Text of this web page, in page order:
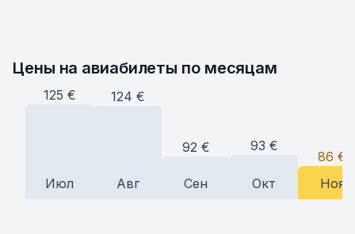
Цены на авиабилеты по месяцам
125 €
Июл
124 €
Авг
92 €
Сен
93 €
Окт
86 €
Ноя